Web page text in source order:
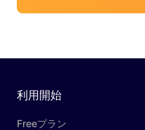
利用開始
Freeプラン